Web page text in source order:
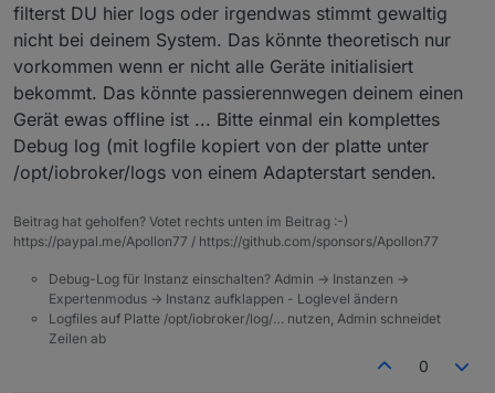
filterst DU hier logs oder irgendwas stimmt gewaltig
nicht bei deinem System. Das könnte theoretisch nur
vorkommen wenn er nicht alle Geräte initialisiert
bekommt. Das könnte passierennwegen deinem einen
Gerät ewas offline ist ... Bitte einmal ein komplettes
Debug log (mit logfile kopiert von der platte unter
/opt/iobroker/logs von einem Adapterstart senden.
Beitrag hat geholfen? Votet rechts unten im Beitrag :-)
https://paypal.me/Apollon77 / https://github.com/sponsors/Apollon77
Debug-Log für Instanz einschalten? Admin -> Instanzen ->
Expertenmodus -> Instanz aufklappen - Loglevel ändern
Logfiles auf Platte /opt/iobroker/log/… nutzen, Admin schneidet
Zeilen ab
0